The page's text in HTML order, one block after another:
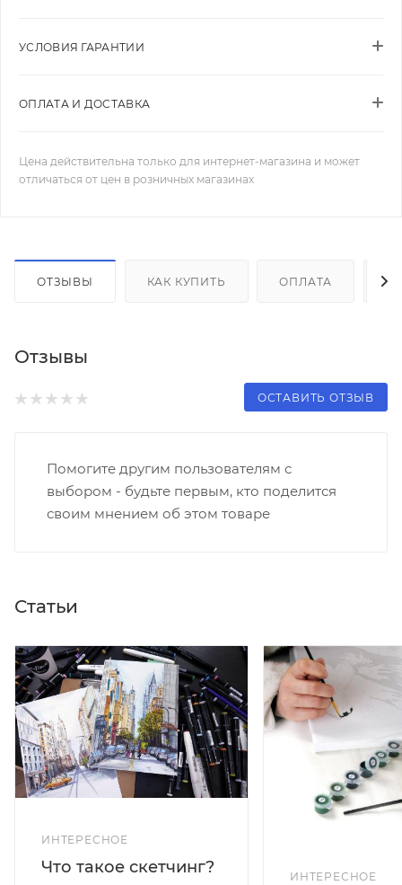
УСЛОВИЯ ГАРАНТИИ
ОПЛАТА И ДОСТАВКА
Цена действительна только для интернет-магазина и может
отличаться от цен в розничных магазинах
ОТЗЫВЫ КАК КУПИТЬ ОПЛАТА
Отзывы
ОСТАВИТЬ ОТЗЫВ
Помогите другим пользователям с
выбором - будьте первым, кто поделится
своим мнением об этом товаре
Статьи
ИНТЕРЕСНОЕ
Что такое скетчинг?
ИНТЕРЕСНОЕ